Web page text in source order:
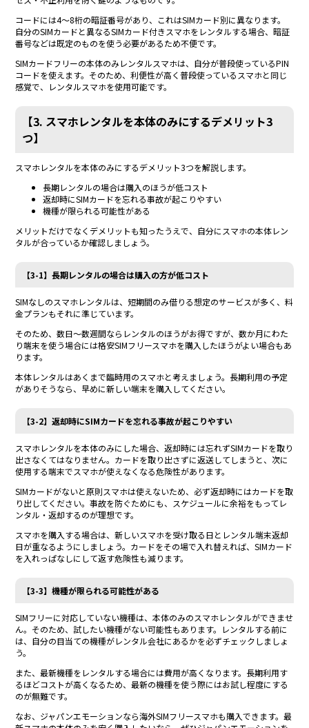
コードには4～8桁の暗証番号があり、これはSIMカード別に異なります。
自分のSIMカードと異なるSIMカード付きスマホをレンタルする場合、暗証
番号などは既定のものを使う必要があるため不便です。
SIMカードフリーの本体のみレンタルスマホは、自分が普段使っているPIN
コードを使えます。そのため、利便性が高く普段使っているスマホと同じ
感覚で、レンタルスマホを使用可能です。
【3. スマホレンタルを本体のみにするデメリット3
つ】
スマホレンタルを本体のみにするデメリット3つを解説します。
長期レンタルの場合は購入のほうが低コスト
返却時にSIMカードを忘れる事故が起こりやすい
機種が限られる可能性がある
メリットだけでなくデメリットも知ったうえで、自分にスマホの本体レン
タルが合っているか確認しましょう。
【3-1】長期レンタルの場合は購入の方が低コスト
SIMなしのスマホレンタルは、短期間のみ借りる想定のサービスが多く、料
金プランもそれに準じています。
そのため、数日～数週間ならレンタルのほうがお得ですが、数か月にわた
り端末を使う場合には格安SIMフリースマホを購入したほうがよい場合もあ
ります。
本体レンタルはあくまで臨時用のスマホと考えましょう。長期利用の予定
がありそうなら、早めに新しい端末を購入してください。
【3-2】返却時にSIMカードを忘れる事故が起こりやすい
スマホレンタルを本体のみにした場合、返却時には忘れずSIMカードを取り
出さなくてはなりません。カードを取り出さずに返送してしまうと、次に
使用する端末でスマホが使えなくなる危険性があります。
SIMカードがないと原則スマホは使えないため、必ず返却時にはカードを取
り出してください。事故を防ぐためにも、スケジュールに余裕をもってレ
ンタル・返却するのが理想です。
スマホを購入する場合は、新しいスマホを受け取る日とレンタル端末返却
日が重なるようにしましょう。カードをその場で入れ替えれば、SIMカード
を入れっぱなしにして返す危険性も減ります。
【3-3】機種が限られる可能性がある
SIMフリーに対応していない機種は、本体のみのスマホレンタルができませ
ん。そのため、試したい機種がない可能性もあります。レンタルする前に
は、自分の目当ての機種がレンタル会社にあるかを必ずチェックしましょ
う。
また、最新機種をレンタルする場合には費用が高くなります。長期利用す
るほどコストが高くなるため、最新の機種を使う際にはお試し程度にする
のが無難です。
なお、ジャパンエモーションなら海外SIMフリースマホも購入できます。最